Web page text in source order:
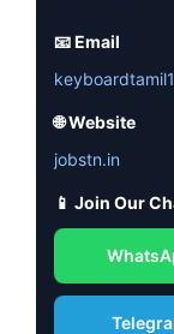
📧 Email
🌐 Website
jobstn.in
📱 Join Our